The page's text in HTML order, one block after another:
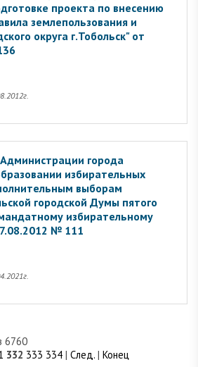
проекта по внесению
землепользования и
округа г.Тобольск" от
города
избирательных
выборам
городской Думы пятого
избирательному
№ 111
6760
332 333 334 | След. | Конец